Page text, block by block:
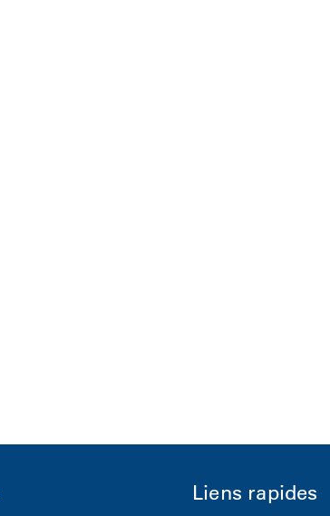
Liens rapides